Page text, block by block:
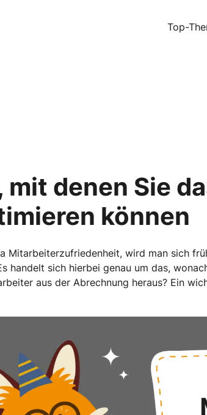
Top-
denen Sie
können
Mitarbeiterzufriedenheit, wird man sich
handelt sich hierbei genau um das,
aus der Abrechnung heraus? Ein